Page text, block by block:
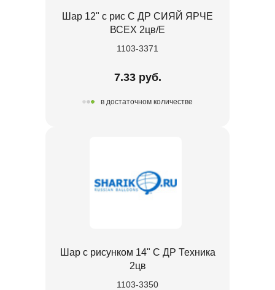
Шар 12" с рис С ДР СИЯЙ ЯРЧЕ
ВСЕХ 2цв/E
1103-3371
7.33 руб.
в достаточном количестве
Шар с рисунком 14" С ДР Техника
2цв
1103-3350